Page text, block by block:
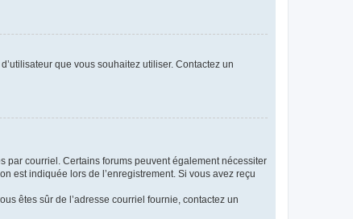
que vous souhaitez utiliser. Contactez un
par courriel. Certains forums peuvent également nécessiter
est indiquée lors de l’enregistrement. Si vous avez reçu
êtes sûr de l’adresse courriel fournie, contactez un